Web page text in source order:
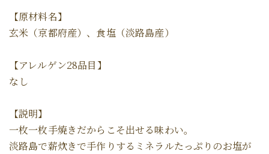
【原材料名】
玄米（京都府産）、食塩（淡路島産）
【アレルゲン28品目】
なし
【説明】
一枚一枚手焼きだからこそ出せる味わい。
淡路島で薪炊きで手作りするミネラルたっぷりのお塩が